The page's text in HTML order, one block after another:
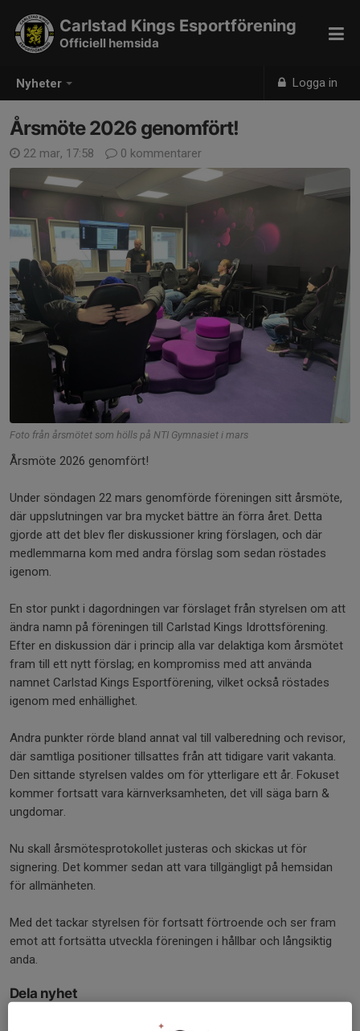
Nyheter Logga in
Carlstad Kings Esportförening
Officiell hemsida
Årsmöte 2026 genomfört!
22 mar, 17:58 0 kommentarer
Foto från årsmötet som hölls på NTI Gymnasiet i mars
Årsmöte 2026 genomfört!
Under söndagen 22 mars genomförde föreningen sitt årsmöte,
där uppslutningen var bra mycket bättre än förra året. Detta
gjorde att det blev fler diskussioner kring förslagen, och där
medlemmarna kom med andra förslag som sedan röstades
igenom.
En stor punkt i dagordningen var förslaget från styrelsen om att
ändra namn på föreningen till Carlstad Kings Idrottsförening.
Efter en diskussion där i princip alla var delaktiga kom årsmötet
fram till ett nytt förslag; en kompromiss med att använda
namnet Carlstad Kings Esportförening, vilket också röstades
igenom med enhällighet.
Andra punkter rörde bland annat val till valberedning och revisor,
där samtliga positioner tillsattes från att tidigare varit vakanta.
Den sittande styrelsen valdes om för ytterligare ett år. Fokuset
kommer fortsatt vara kärnverksamheten, det vill säga barn &
ungdomar.
Nu skall årsmötesprotokollet justeras och skickas ut för
signering. Det kommer sedan att vara tillgängligt på hemsidan
för allmänheten.
Med det tackar styrelsen för fortsatt förtroende och ser fram
emot att fortsätta utveckla föreningen i hållbar och långsiktig
anda.
Dela nyhet